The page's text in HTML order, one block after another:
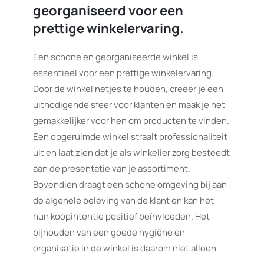
georganiseerd voor een
prettige winkelervaring.
Een schone en georganiseerde winkel is
essentieel voor een prettige winkelervaring.
Door de winkel netjes te houden, creëer je een
uitnodigende sfeer voor klanten en maak je het
gemakkelijker voor hen om producten te vinden.
Een opgeruimde winkel straalt professionaliteit
uit en laat zien dat je als winkelier zorg besteedt
aan de presentatie van je assortiment.
Bovendien draagt een schone omgeving bij aan
de algehele beleving van de klant en kan het
hun koopintentie positief beïnvloeden. Het
bijhouden van een goede hygiëne en
organisatie in de winkel is daarom niet alleen